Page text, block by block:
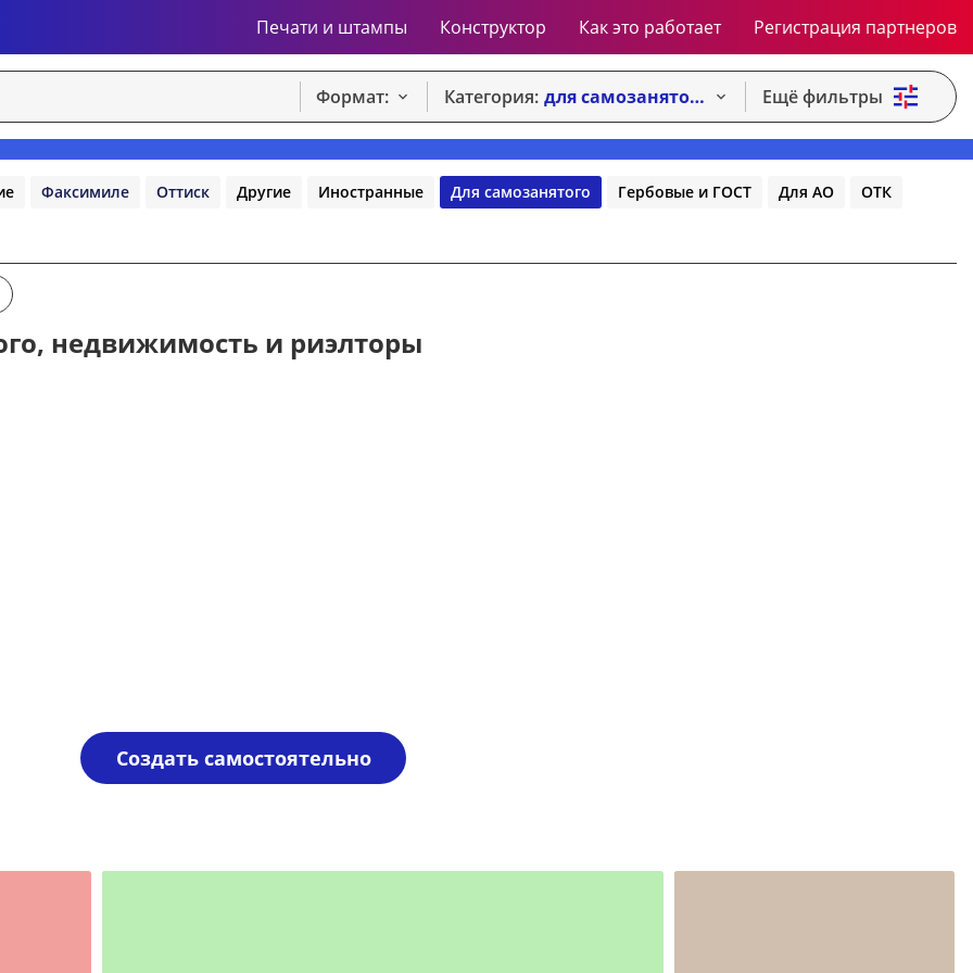
Печати и штампы Конструктор Как это работает Регистрация партнеров
Формат: Категория: для самозанятого Ещё фильтры
Факсимиле Оттиск Другие Иностранные Для самозанятого Гербовые и ГОСТ Для АО ОТК
недвижимость и риэлторы
Создать самостоятельно